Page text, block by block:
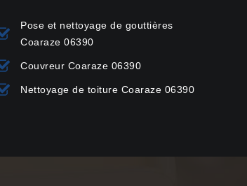
Pose et nettoyage de gouttières
Coaraze 06390
Couvreur Coaraze 06390
Nettoyage de toiture Coaraze 06390